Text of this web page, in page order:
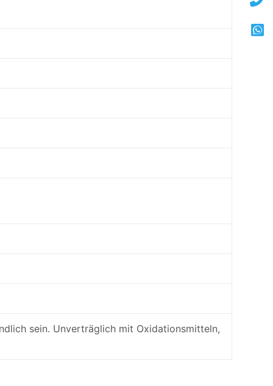
sein. Unverträglich mit Oxidationsmitteln,